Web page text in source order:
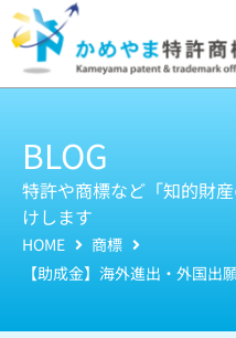
内
容
BLOG
特許や商標など「知的財
けします
HOME
商標
【助成金】海外進出・外国出